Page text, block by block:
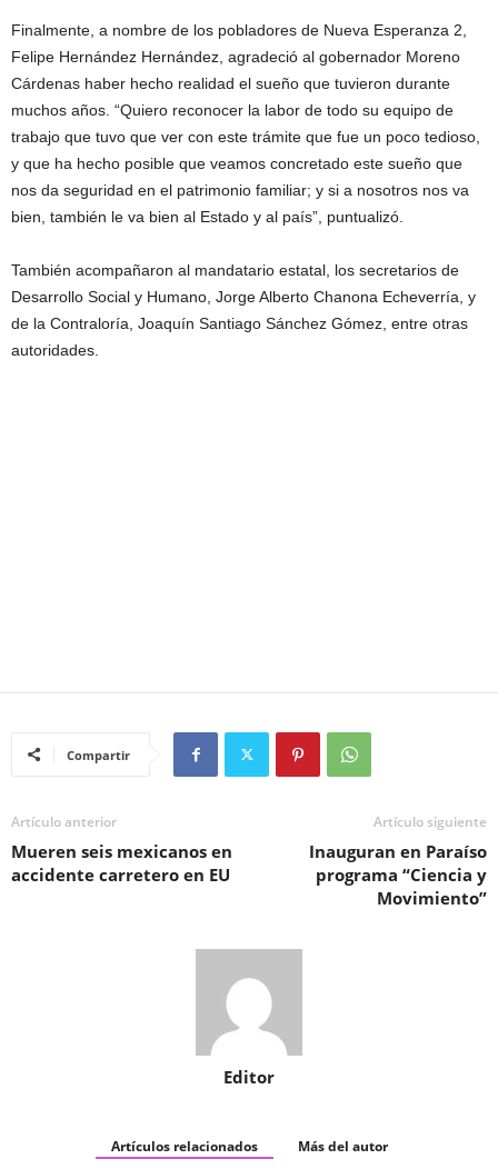
Finalmente, a nombre de los pobladores de Nueva Esperanza 2,
Felipe Hernández Hernández, agradeció al gobernador Moreno
Cárdenas haber hecho realidad el sueño que tuvieron durante
muchos años. “Quiero reconocer la labor de todo su equipo de
trabajo que tuvo que ver con este trámite que fue un poco tedioso,
y que ha hecho posible que veamos concretado este sueño que
nos da seguridad en el patrimonio familiar; y si a nosotros nos va
bien, también le va bien al Estado y al país”, puntualizó.
También acompañaron al mandatario estatal, los secretarios de
Desarrollo Social y Humano, Jorge Alberto Chanona Echeverría, y
de la Contraloría, Joaquín Santiago Sánchez Gómez, entre otras
autoridades.
Compartir
Artículo anterior
Mueren seis mexicanos en
accidente carretero en EU
Artículo siguiente
Inauguran en Paraíso
programa “Ciencia y
Movimiento”
Editor
Artículos relacionados Más del autor